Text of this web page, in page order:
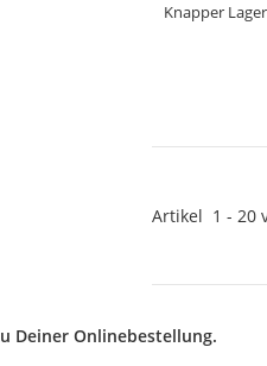
Knapper
Artikel 1 - 20
Deiner Onlinebestellung.